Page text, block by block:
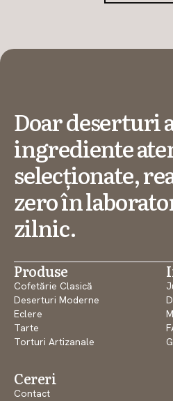
Doar deserturi
ingrediente
selecționate,
zero în
zilnic.
Produse
Cofetărie Clasică
Deserturi Moderne
Eclere
Tarte
Torturi Artizanale
Cereri
Contact